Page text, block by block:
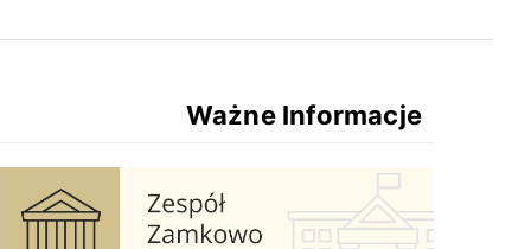
Ważne Informacje